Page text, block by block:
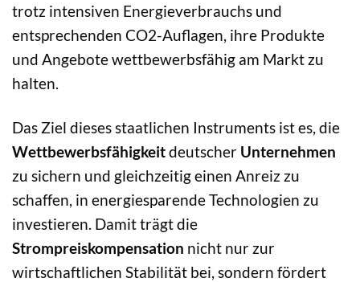
trotz intensiven Energieverbrauchs und
entsprechenden CO2-Auflagen, ihre Produkte
und Angebote wettbewerbsfähig am Markt zu
halten.
Das Ziel dieses staatlichen Instruments ist es, die
Wettbewerbsfähigkeitdeutscher Unternehmen
zu sichern und gleichzeitig einen Anreiz zu
schaffen, in energiesparende Technologien zu
investieren. Damit trägt die
Strompreiskompensation nicht nur zur
wirtschaftlichen Stabilität bei, sondern fördert